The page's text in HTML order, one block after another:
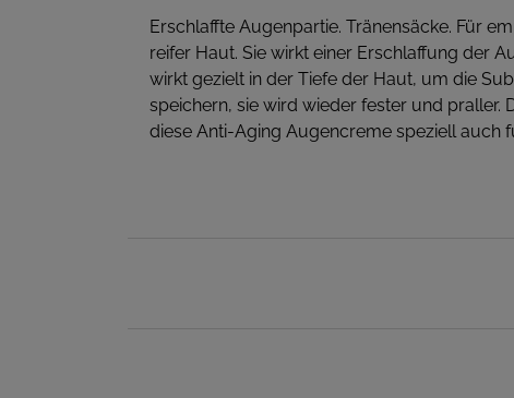
Erschlaffte Augenpartie. Tränensäcke. Für
reifer Haut. Sie wirkt einer Erschlaffung der
wirkt gezielt in der Tiefe der Haut, um die
speichern, sie wird wieder fester und
diese Anti-Aging Augencreme speziell auch